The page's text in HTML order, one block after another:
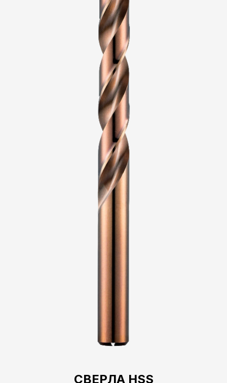
СВЕРЛА HSS